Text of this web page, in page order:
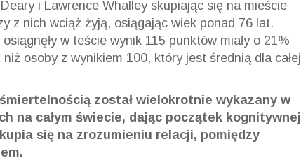
i Lawrence Whalley skupiając się na mieście
z nich wciąż żyją, osiągając wiek ponad 76 lat.
w teście wynik 115 punktów miały o 21%
osoby z wynikiem 100, który jest średnią dla całej
został wielokrotnie wykazany w
na całym świecie, dając początek kognitywnej
się na zrozumieniu relacji, pomiędzy